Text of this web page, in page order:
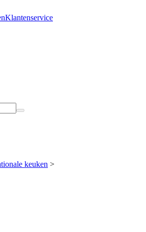
Klantenservice
keuken >